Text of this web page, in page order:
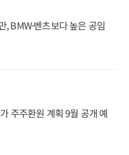
BMW·벤츠보다 높은 공임
주주환원 계획 9월 공개 예